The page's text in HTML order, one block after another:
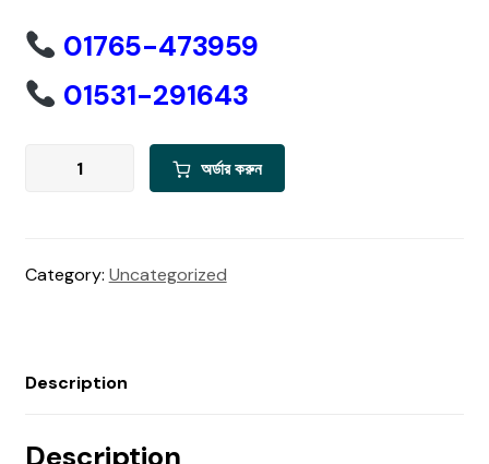
01765-473959
01531-291643
quantity
অর্ডার করুন
Category: Uncategorized
Description
Description